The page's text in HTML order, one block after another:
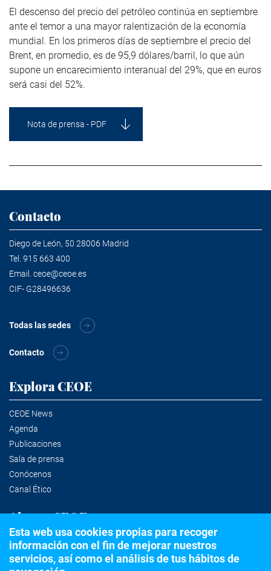
El descenso del precio del petróleo continúa en septiembre
ante el temor a una mayor ralentización de la economía
mundial. En los primeros días de septiembre el precio del
Brent, en promedio, es de 95,9 dólares/barril, lo que aún
supone un encarecimiento interanual del 29%, que en euros
será casi del 52%.
Nota de prensa - PDF
Contacto
Diego de León, 50 28006 Madrid
Tel. 915 663 400
Email. ceoe@ceoe.es
CIF- G28496636
Todas las sedes
Contacto
Explora CEOE
CEOE News
Agenda
Publicaciones
Sala de prensa
Conócenos
Canal Ético
Alertas CEOE
Suscríbete a la newsletter
Esta web usa cookies propias para recoger
información con el fin de mejorar nuestros
servicios, así como el análisis de tus hábitos de